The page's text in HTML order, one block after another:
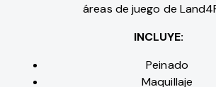
áreas de juego de
INCLUYE:
Peinado
Maquillaje